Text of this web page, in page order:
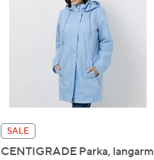
SALE
CENTIGRADE Parka, langarm